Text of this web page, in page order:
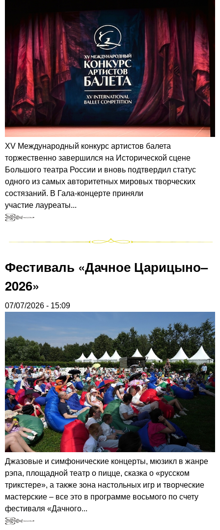
XV Международный конкурс артистов балета
торжественно завершился на Исторической сцене
Большого театра России и вновь подтвердил статус
одного из самых авторитетных мировых творческих
состязаний. В Гала-концерте приняли
участие лауреаты...
Фестиваль «Дачное Царицыно–
2026»
07/07/2026 - 15:09
Джазовые и симфонические концерты, мюзикл в жанре
рэпа, площадной театр о пицце, сказка о «русском
трикстере», а также зона настольных игр и творческие
мастерские – все это в программе восьмого по счету
фестиваля «Дачного...